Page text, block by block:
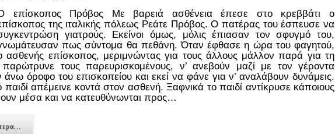
επίσκοπος Πρόβος Με βαρειά ασθένεια έπεσε στο κρεββάτι ο
της ιταλικής πόλεως Ρεάτε Πρόβος. Ο πατέρας του έσπευσε να
γιατρούς. Εκείνοι όμως, μόλις έπιασαν τον σφυγμό του,
πως σύντομα θα πεθάνη. Όταν έφθασε η ώρα του φαγητού,
ασθενής επίσκοπος, μεριμνώντας για τους άλλους μάλλον παρά για τη
παρώτρυνε τους παρευρισκομένους, ν’ ανεβούν μαζί με τον γέροντα
όροφο του επισκοπείου και εκεί να φάνε για ν’ αναλάβουν δυνάμεις.
απέμεινε κοντά στον ασθενή. Ξαφνικά το παιδί αντίκρυσε κάποιους
μέσα και να κατευθύνωνται προς…